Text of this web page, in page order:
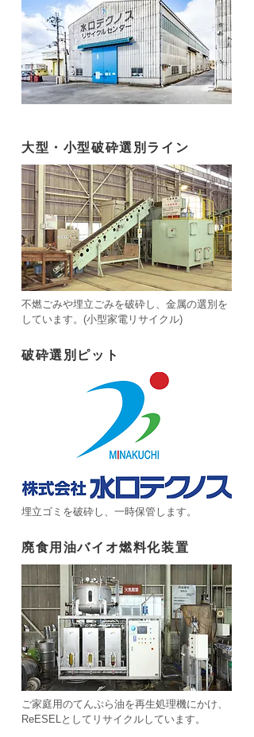
大型・小型破砕選別ライン
不燃ごみや埋立ごみを破砕し、金属の選別を
しています。(小型家電リサイクル)
破砕選別ピット
埋立ゴミを破砕し、一時保管します。
廃食用油バイオ燃料化装置
ご家庭用のてんぷら油を再生処理機にかけ、
ReESELとしてリサイクルしています。